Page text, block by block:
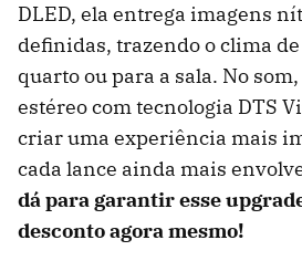
DLED, ela entrega imagens
definidas, trazendo o clima
quarto ou para a sala. No
estéreo com tecnologia DTS
criar uma experiência mais
cada lance ainda mais
dá para garantir esse
desconto agora mesmo!